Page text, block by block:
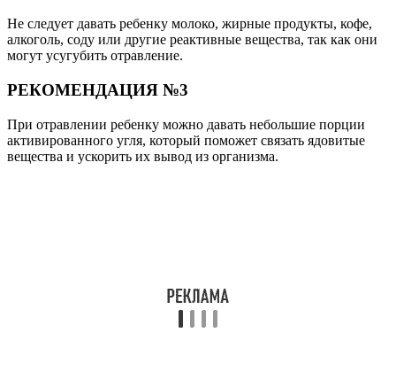
Не следует давать ребенку молоко, жирные продукты, кофе,
алкоголь, соду или другие реактивные вещества, так как они
могут усугубить отравление.
РЕКОМЕНДАЦИЯ №3
При отравлении ребенку можно давать небольшие порции
активированного угля, который поможет связать ядовитые
вещества и ускорить их вывод из организма.